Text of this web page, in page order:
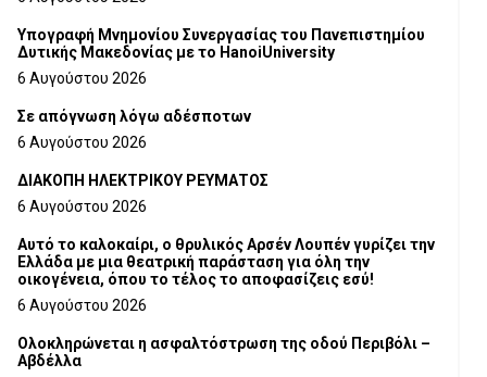
Υπογραφή Μνημονίου Συνεργασίας του Πανεπιστημίου
Δυτικής Μακεδονίας με το HanoiUniversity
6 Αυγούστου 2026
Σε απόγνωση λόγω αδέσποτων
6 Αυγούστου 2026
ΔΙΑΚΟΠΗ ΗΛΕΚΤΡΙΚΟΥ ΡΕΥΜΑΤΟΣ
6 Αυγούστου 2026
Αυτό το καλοκαίρι, ο θρυλικός Αρσέν Λουπέν γυρίζει την
Ελλάδα με μια θεατρική παράσταση για όλη την
οικογένεια, όπου το τέλος το αποφασίζεις εσύ!
6 Αυγούστου 2026
Ολοκληρώνεται η ασφαλτόστρωση της οδού Περιβόλι –
Αβδέλλα